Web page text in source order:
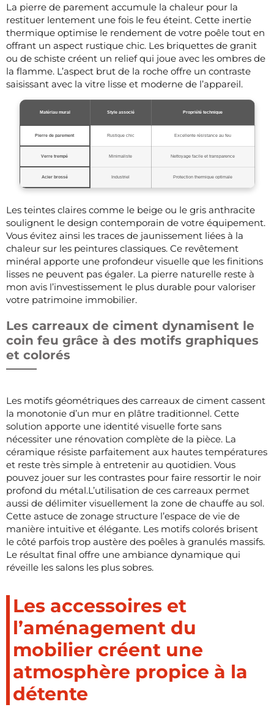
La pierre de parement accumule la chaleur pour la
restituer lentement une fois le feu éteint. Cette inertie
thermique optimise le rendement de votre poêle tout en
offrant un aspect rustique chic. Les briquettes de granit
ou de schiste créent un relief qui joue avec les ombres de
la flamme. L’aspect brut de la roche offre un contraste
saisissant avec la vitre lisse et moderne de l’appareil.
Matériau mural Style associé Propriété technique
Pierre de parement Rustique chic Excellente résistance au feu
Verre trempé Minimaliste Nettoyage facile et transparence
Acier brossé Industriel Protection thermique optimale
Les teintes claires comme le beige ou le gris anthracite
soulignent le design contemporain de votre équipement.
Vous évitez ainsi les traces de jaunissement liées à la
chaleur sur les peintures classiques. Ce revêtement
minéral apporte une profondeur visuelle que les finitions
lisses ne peuvent pas égaler. La pierre naturelle reste à
mon avis l’investissement le plus durable pour valoriser
votre patrimoine immobilier.
Les carreaux de ciment dynamisent le
coin feu grâce à des motifs graphiques
et colorés
Les motifs géométriques des carreaux de ciment cassent
la monotonie d’un mur en plâtre traditionnel. Cette
solution apporte une identité visuelle forte sans
nécessiter une rénovation complète de la pièce. La
céramique résiste parfaitement aux hautes températures
et reste très simple à entretenir au quotidien. Vous
pouvez jouer sur les contrastes pour faire ressortir le noir
profond du métal.L’utilisation de ces carreaux permet
aussi de délimiter visuellement la zone de chauffe au sol.
Cette astuce de zonage structure l’espace de vie de
manière intuitive et élégante. Les motifs colorés brisent
le côté parfois trop austère des poêles à granulés massifs.
Le résultat final offre une ambiance dynamique qui
réveille les salons les plus sobres.
Les accessoires et
l’aménagement du
mobilier créent une
atmosphère propice à la
détente